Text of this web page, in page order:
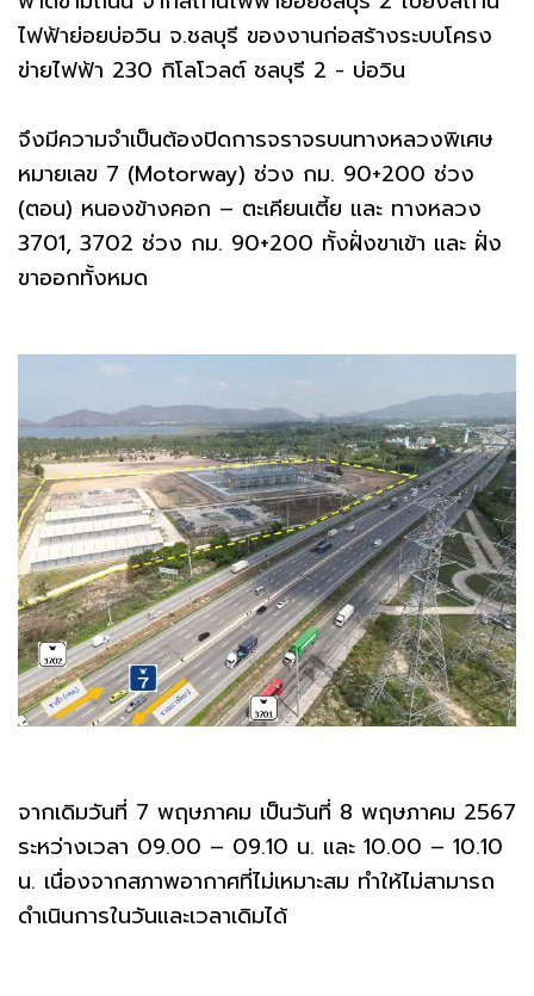
ไฟฟ้าย่อยบ่อวิน จ.ชลบุรี ของงานก่อสร้างระบบโครง
ข่ายไฟฟ้า 230 กิโลโวลต์ ชลบุรี 2 - บ่อวิน
จึงมีความจำเป็นต้องปิดการจราจรบนทางหลวงพิเศษ
หมายเลข 7 (Motorway) ช่วง กม. 90+200 ช่วง
(ตอน) หนองข้างคอก – ตะเคียนเตี้ย และ ทางหลวง
3701, 3702 ช่วง กม. 90+200 ทั้งฝั่งขาเข้า และ ฝั่ง
ขาออกทั้งหมด
จากเดิมวันที่ 7 พฤษภาคม เป็นวันที่ 8 พฤษภาคม 2567
ระหว่างเวลา 09.00 – 09.10 น. และ 10.00 – 10.10
น. เนื่องจากสภาพอากาศที่ไม่เหมาะสม ทำให้ไม่สามารถ
ดำเนินการในวันและเวลาเดิมได้